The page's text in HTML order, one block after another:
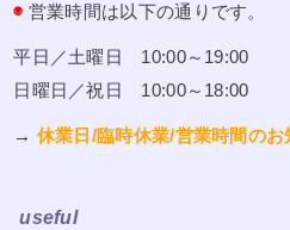
◉ 営業時間は以下の通りです。
平日／土曜日 10:00～19:00
日曜日／祝日 10:00～18:00
→ 休業日/臨時休業/営業時間のお
useful